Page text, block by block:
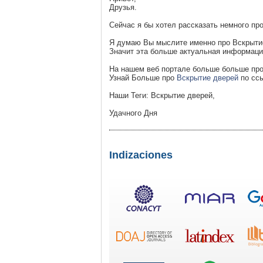
Друзья.
Сейчас я бы хотел рассказать немного
Я думаю Вы мыслите именно про
Значит эта больше актуальная
На нашем веб портале больше больше
Узнай Больше про Вскрытие дверей по
Наши Теги: Вскрытие дверей,
Удачного Дня
Indizaciones